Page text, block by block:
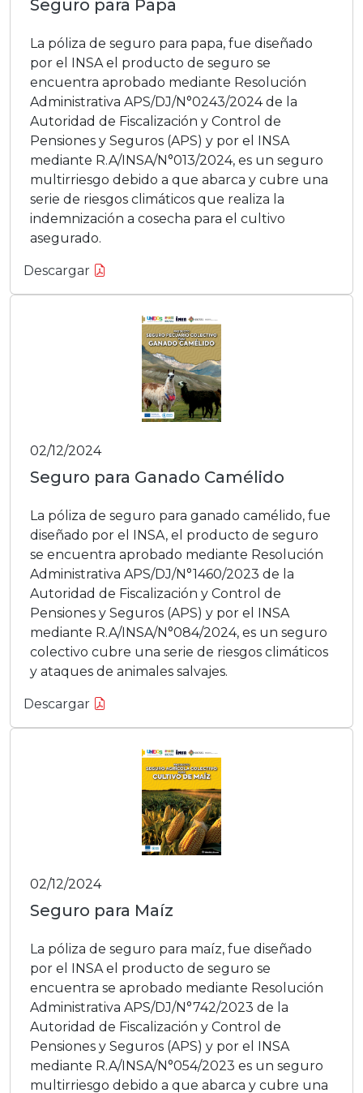
Seguro para Papa
La póliza de seguro para papa, fue diseñado
por el INSA el producto de seguro se
encuentra aprobado mediante Resolución
Administrativa APS/DJ/N°0243/2024 de la
Autoridad de Fiscalización y Control de
Pensiones y Seguros (APS) y por el INSA
mediante R.A/INSA/N°013/2024, es un seguro
multirriesgo debido a que abarca y cubre una
serie de riesgos climáticos que realiza la
indemnización a cosecha para el cultivo
asegurado.
Descargar
02/12/2024
Seguro para Ganado Camélido
La póliza de seguro para ganado camélido, fue
diseñado por el INSA, el producto de seguro
se encuentra aprobado mediante Resolución
Administrativa APS/DJ/N°1460/2023 de la
Autoridad de Fiscalización y Control de
Pensiones y Seguros (APS) y por el INSA
mediante R.A/INSA/N°084/2024, es un seguro
colectivo cubre una serie de riesgos climáticos
y ataques de animales salvajes.
Descargar
02/12/2024
Seguro para Maíz
La póliza de seguro para maíz, fue diseñado
por el INSA el producto de seguro se
encuentra se aprobado mediante Resolución
Administrativa APS/DJ/N°742/2023 de la
Autoridad de Fiscalización y Control de
Pensiones y Seguros (APS) y por el INSA
mediante R.A/INSA/N°054/2023 es un seguro
multirriesgo debido a que abarca y cubre una